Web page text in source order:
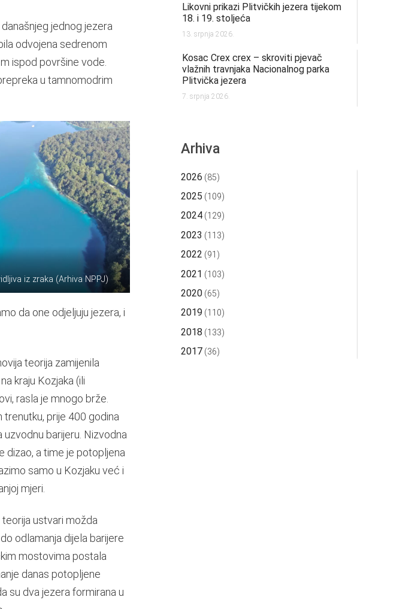
jednog jezera
odvojena sedrenom
ispod površine vode.
u tamnomodrim
iz zraka (Arhiva NPPJ)
da one odjeljuju jezera, i
teorija zamijenila
kraju Kozjaka (ili
rasla je mnogo brže.
prije 400 godina
barijeru. Nizvodna
dizao, a time je potopljena
samo u Kozjaku već i
mjeri.
ustvari možda
odlamanja dijela barijere
mostovima postala
danas potopljene
su dva jezera formirana u
Likovni prikazi Plitvičkih jezera tijekom
18. i 19. stoljeća
13. srpnja 2026.
Kosac Crex crex – skroviti pjevač
vlažnih travnjaka Nacionalnog parka
Plitvička jezera
7. srpnja 2026.
Arhiva
2026 (85)
2025 (109)
2024 (129)
2023 (113)
2022 (91)
2021 (103)
2020 (65)
2019 (110)
2018 (133)
2017 (36)